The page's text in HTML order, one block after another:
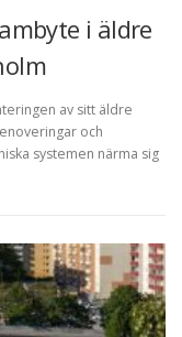
i äldre
av sitt äldre
och
systemen närma sig